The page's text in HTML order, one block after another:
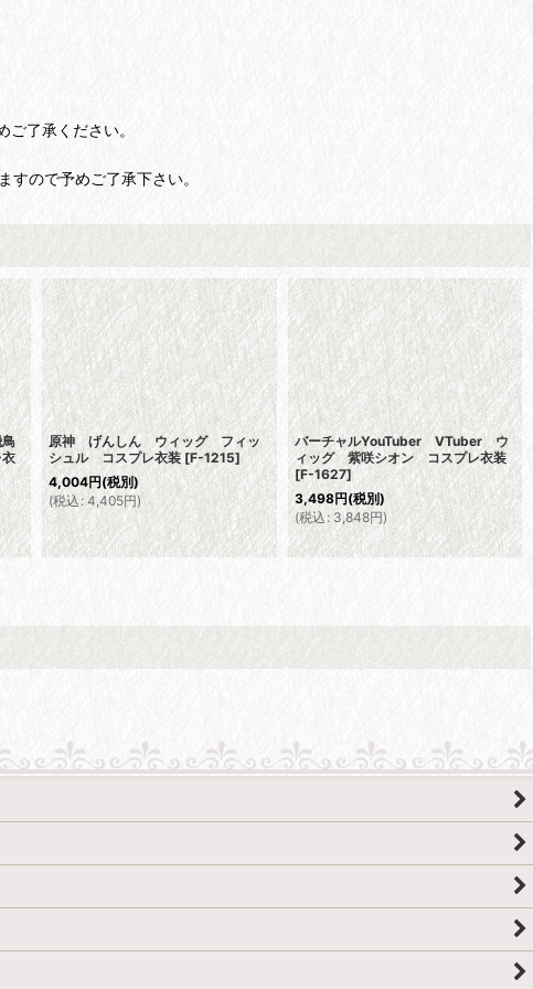
了承ください。
ので予めご了承下さい。
原神 げんしん ウィッグ フィッ
シュル コスプレ衣装 [F-1215]
4,004円(税別)
(税込: 4,405円)
バーチャルYouTuber VTuber ウ
ィッグ 紫咲シオン コスプレ衣装
[F-1627]
3,498円(税別)
(税込 : 3,848円)